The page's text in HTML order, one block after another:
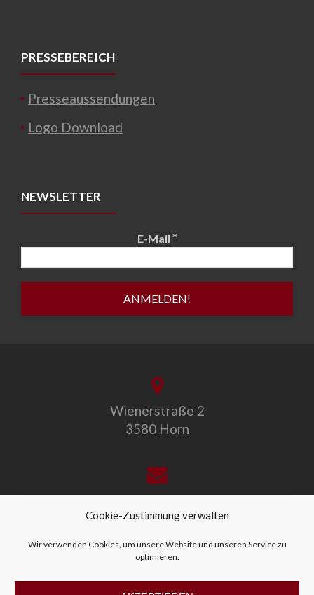
Cookie-Zustimmung verwalten
Wir verwenden Cookies, um unsere Website und unseren Service zu
optimieren.
PRESSEBEREICH
Presseaussendungen
Logo Download
NEWSLETTER
E-Mail *
Wienerstraße 2
3580 Horn
office@allegro-vivo.at